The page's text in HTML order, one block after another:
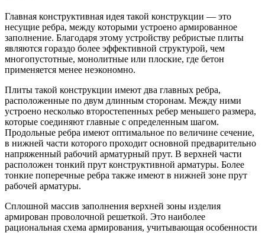
Главная конструктивная идея такой конструкции — это
несущие ребра, между которыми устроено армированное
заполнение. Благодаря этому устройству ребристые плиты
являются гораздо более эффективной структурой, чем
многопустотные, монолитные или плоские, где бетон
применяется менее неэкономно.
Плиты такой конструкции имеют два главных ребра,
расположенные по двум длинным сторонам. Между ними
устроено несколько второстепенных ребер меньшего размера,
которые соединяют главные с определенным шагом.
Продольные ребра имеют оптимальное по величине сечение,
в нижней части которого проходит основной предварительно
напряженный рабочий арматурный прут. В верхней части
расположен тонкий прут конструктивной арматуры. Более
тонкие поперечные ребра также имеют в нижней зоне прут
рабочей арматуры.
Сплошной массив заполнения верхней зоны изделия
армирован проволочной решеткой. Это наиболее
рациональная схема армирования, учитывающая особенности